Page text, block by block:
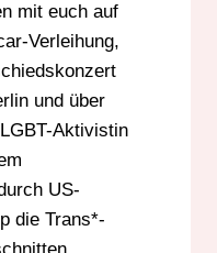
mit euch auf
Verleihung,
und über
Aktivistin
US-
die Trans*-